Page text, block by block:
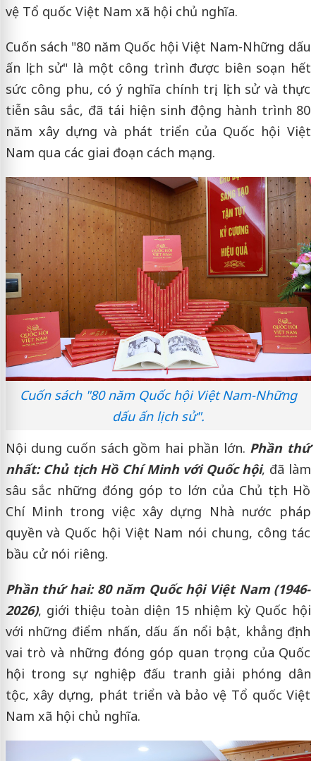
vệ Tổ quốc Việt Nam xã hội chủ nghĩa.
Cuốn sách "80 năm Quốc hội Việt Nam-Những dấu
ấn lịch sử" là một công trình được biên soạn hết
sức công phu, có ý nghĩa chính trị, lịch sử và thực
tiễn sâu sắc, đã tái hiện sinh động hành trình 80
năm xây dựng và phát triển của Quốc hội Việt
Nam qua các giai đoạn cách mạng.
Cuốn sách "80 năm Quốc hội Việt Nam-Những
dấu ấn lịch sử".
Nội dung cuốn sách gồm hai phần lớn. Phần thứ
nhất: Chủ tịch Hồ Chí Minh với Quốc hội, đã làm
sâu sắc những đóng góp to lớn của Chủ tịch Hồ
Chí Minh trong việc xây dựng Nhà nước pháp
quyền và Quốc hội Việt Nam nói chung, công tác
bầu cử nói riêng.
Phần thứ hai: 80 năm Quốc hội Việt Nam (1946-
2026), giới thiệu toàn diện 15 nhiệm kỳ Quốc hội
với những điểm nhấn, dấu ấn nổi bật, khẳng định
vai trò và những đóng góp quan trọng của Quốc
hội trong sự nghiệp đấu tranh giải phóng dân
tộc, xây dựng, phát triển và bảo vệ Tổ quốc Việt
Nam xã hội chủ nghĩa.